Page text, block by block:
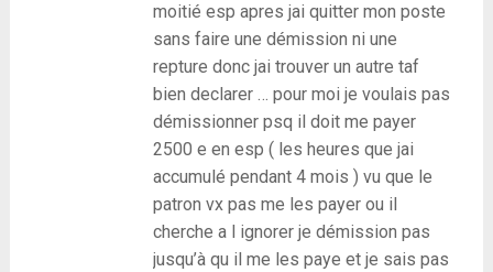
moitié esp apres jai quitter mon poste
sans faire une démission ni une
repture donc jai trouver un autre taf
bien declarer … pour moi je voulais pas
démissionner psq il doit me payer
2500 e en esp ( les heures que jai
accumulé pendant 4 mois ) vu que le
patron vx pas me les payer ou il
cherche a l ignorer je démission pas
jusqu’à qu il me les paye et je sais pas